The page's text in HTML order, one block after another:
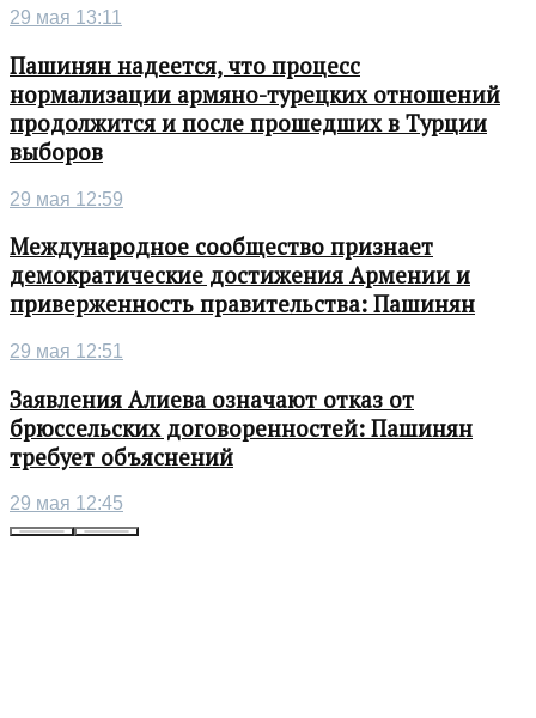
29 мая 13:11
Пашинян надеется, что процесс
нормализации армяно-турецких отношений
продолжится и после прошедших в Турции
выборов
29 мая 12:59
Международное сообщество признает
демократические достижения Армении и
приверженность правительства: Пашинян
29 мая 12:51
Заявления Алиева означают отказ от
брюссельских договоренностей: Пашинян
требует объяснений
29 мая 12:45